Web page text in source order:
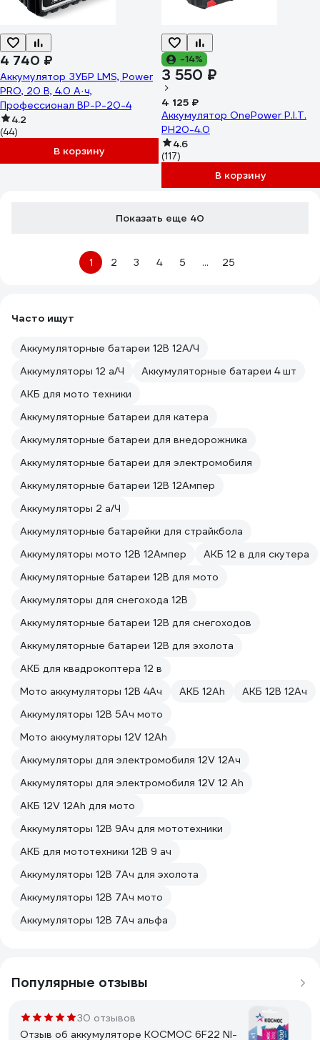
4 740 ₽
Аккумулятор ЗУБР LMS, Power
PRO, 20 В, 4.0 А·ч,
Профессионал BP-P-20-4
4.2
(44)
В корзину
-14%
3 550 ₽
4 125 ₽
Аккумулятор OnePower P.I.T.
PH20-4.0
4.6
(117)
В корзину
Показать еще 40
1 2 3 4 5 ... 25
Часто ищут
Аккумуляторные батареи 12В 12А/Ч
Аккумуляторы 12 а/Ч
Аккумуляторные батареи 4 шт
АКБ для мото техники
Аккумуляторные батареи для катера
Аккумуляторные батареи для внедорожника
Аккумуляторные батареи для электромобиля
Аккумуляторные батареи 12В 12Ампер
Аккумуляторы 2 а/Ч
Аккумуляторные батарейки для страйкбола
Аккумуляторы мото 12В 12Ампер
АКБ 12 в для скутера
Аккумуляторные батареи 12В для мото
Аккумуляторы для снегохода 12В
Аккумуляторные батареи 12В для снегоходов
Аккумуляторные батареи 12В для эхолота
АКБ для квадрокоптера 12 в
Мото аккумуляторы 12В 4Ач
АКБ 12Ah
АКБ 12В 12Ач
Аккумуляторы 12В 5Ач мото
Мото аккумуляторы 12V 12Ah
Аккумуляторы для электромобиля 12V 12Ач
Аккумуляторы для электромобиля 12V 12 Ah
АКБ 12V 12Ah для мото
Аккумуляторы 12В 9Ач для мототехники
АКБ для мототехники 12В 9 ач
Аккумуляторы 12В 7Ач для эхолота
Аккумуляторы 12В 7Ач мото
Аккумуляторы 12В 7Ач альфа
Популярные отзывы
30 отзывов
Отзыв об аккумуляторе КОСМОС 6F22 NI-